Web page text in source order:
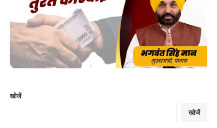
खोजें
खोजें